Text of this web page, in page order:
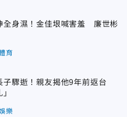
全身濕！金佳垠喊害羞 廉世彬
育
子驟逝！親友揭他9年前返台
樂